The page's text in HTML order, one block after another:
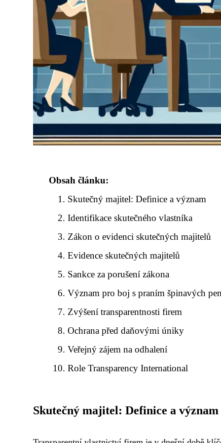
Obsah článku:
Skutečný majitel: Definice a význam
Identifikace skutečného vlastníka
Zákon o evidenci skutečných majitelů
Evidence skutečných majitelů
Sankce za porušení zákona
Význam pro boj s praním špinavých
Zvýšení transparentnosti firem
Ochrana před daňovými úniky
Veřejný zájem na odhalení
Role Transparency International
Skutečný majitel: Definice a význam